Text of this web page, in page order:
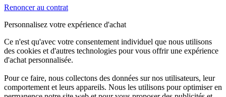
Renoncer au contrat
Personnalisez votre expérience d'achat
Ce n'est qu'avec votre consentement individuel que nous utilisons
des cookies et d'autres technologies pour vous offrir une expérience
d'achat personnalisée.
Pour ce faire, nous collectons des données sur nos utilisateurs, leur
comportement et leurs appareils. Nous les utilisons pour optimiser en